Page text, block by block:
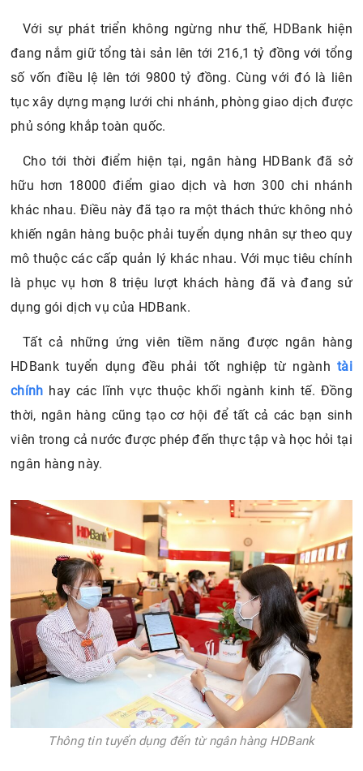
Với sự phát triển không ngừng như thế, HDBank hiện
đang nắm giữ tổng tài sản lên tới 216,1 tỷ đồng với tổng
số vốn điều lệ lên tới 9800 tỷ đồng. Cùng với đó là liên
tục xây dựng mạng lưới chi nhánh, phòng giao dịch được
phủ sóng khắp toàn quốc.
Cho tới thời điểm hiện tại, ngân hàng HDBank đã sở
hữu hơn 18000 điểm giao dịch và hơn 300 chi nhánh
khác nhau. Điều này đã tạo ra một thách thức không nhỏ
khiến ngân hàng buộc phải tuyển dụng nhân sự theo quy
mô thuộc các cấp quản lý khác nhau. Với mục tiêu chính
là phục vụ hơn 8 triệu lượt khách hàng đã và đang sử
dụng gói dịch vụ của HDBank.
Tất cả những ứng viên tiềm năng được ngân hàng
HDBank tuyển dụng đều phải tốt nghiệp từ ngànhtài
chính hay các lĩnh vực thuộc khối ngành kinh tế. Đồng
thời, ngân hàng cũng tạo cơ hội để tất cả các bạn sinh
viên trong cả nước được phép đến thực tập và học hỏi tại
ngân hàng này.
Thông tin tuyển dụng đến từ ngân hàng HDBank